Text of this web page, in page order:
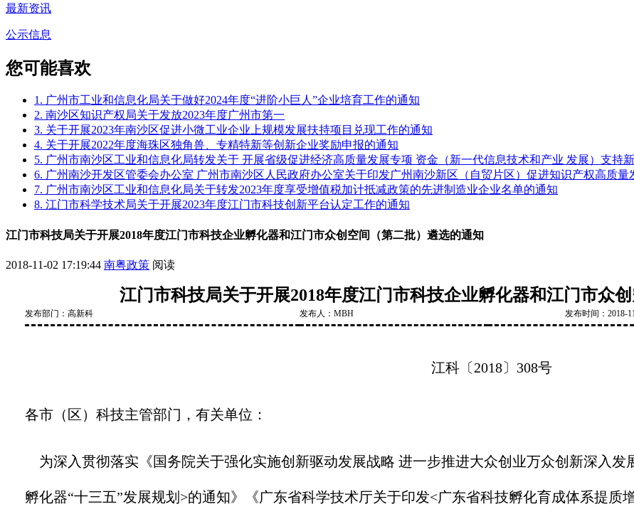
最新资讯
公示信息
您可能喜欢
1. 广州市工业和信息化局关于做好2024年度“进阶小巨人”企业培育工作的通知
2. 南沙区知识产权局关于发放2023年度广州市第一
3. 关于开展2023年南沙区促进小微工业企业上规模发展扶持项目兑现工作的通知
4. 关于开展2022年度海珠区独角兽、专精特新等创新企业奖励申报的通知
5. 广州市南沙区工业和信息化局转发关于 开展省级促进经济高质量发展专项 资金（新一代信息技术和产业 发展）支持
6. 广州南沙开发区管委会办公室 广州市南沙区人民政府办公室关于印发广州南沙新区（自贸片区）促进知识产权高质量
7. 广州市南沙区工业和信息化局关于转发2023年度享受增值税加计抵减政策的先进制造业企业名单的通知
8. 江门市科学技术局关于开展2023年度江门市科技创新平台认定工作的通知
江门市科技局关于开展2018年度江门市科技企业孵化器和江门市众创空间（第二批）遴选的通知
2018-11-02 17:19:44 南粤政策 阅读
江门市科技局关于开展2018年度江门市科技企业孵化器和江门市众
发布部门：高新科 发布人：MBH 发布时间：2018-
江科〔2018〕 308号
各市（区）科技主管部门，有关单位：
为深入贯彻落实《国务院关于强化实施创新驱动发展战略 进一步推进大众创业万众创新深入
孵化器“十三五”发展规划 >的通知》《广东省科学技术厅关于印发<广东省科技孵化育成体系提质